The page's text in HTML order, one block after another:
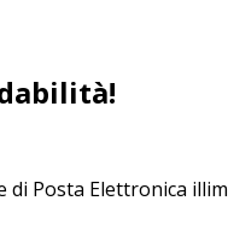
Posta Elettronica